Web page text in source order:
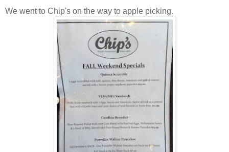
We went to Chip's on the way to apple picking.